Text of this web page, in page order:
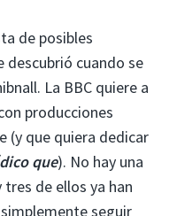
de posibles
descubrió cuando se
La BBC quiere a
producciones
(y que quiera dedicar
que). No hay una
de ellos ya han
seguir